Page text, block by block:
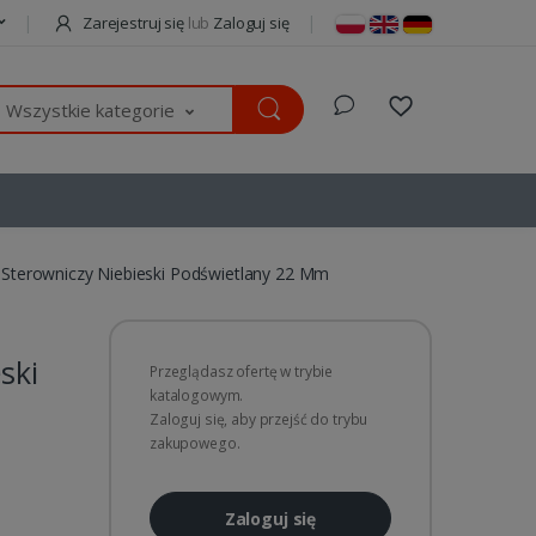
Zarejestruj się lub Zaloguj się
Wszystkie kategorie
Niebieski Podświetlany 22 Mm
Przeglądasz ofertę w trybie
katalogowym.
Zaloguj się, aby przejść do trybu
zakupowego.
Zaloguj się